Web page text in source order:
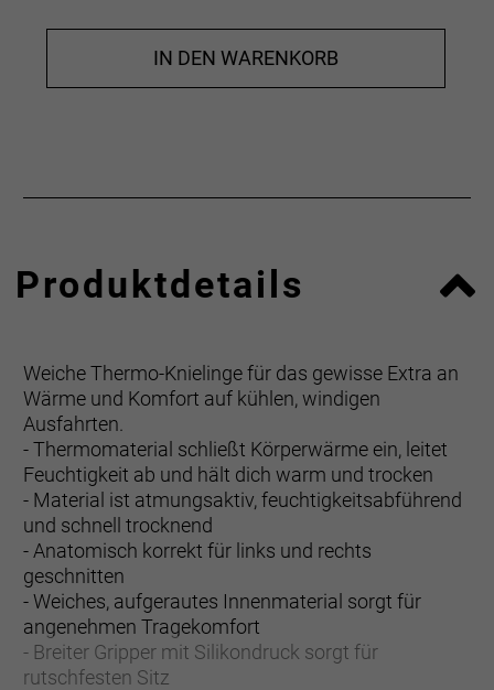
IN DEN WARENKORB
Produktdetails
Weiche Thermo-Knielinge für das gewisse Extra an
Wärme und Komfort auf kühlen, windigen
Ausfahrten.
- Thermomaterial schließt Körperwärme ein, leitet
Feuchtigkeit ab und hält dich warm und trocken
- Material ist atmungsaktiv, feuchtigkeitsabführend
und schnell trocknend
- Anatomisch korrekt für links und rechts
geschnitten
- Weiches, aufgerautes Innenmaterial sorgt für
angenehmen Tragekomfort
- Breiter Gripper mit Silikondruck sorgt für
rutschfesten Sitz